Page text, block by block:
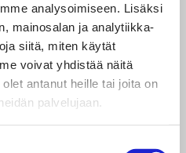
analysoimiseen. Lisäksi
mainosalan ja analytiikka-
siitä, miten käytät
voivat yhdistää näitä
antanut heille tai joita on
palvelujaan.